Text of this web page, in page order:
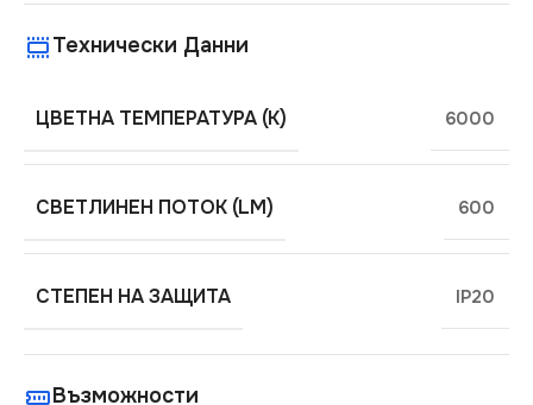
Технически Данни
ЦВЕТНА ТЕМПЕРАТУРА (K) 6000
СВЕТЛИНЕН ПОТОК (LM) 600
СТЕПЕН НА ЗАЩИТА IP20
Възможности